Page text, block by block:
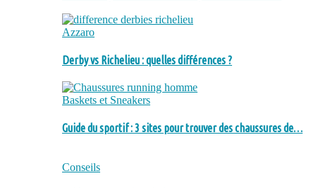
Azzaro
Derby vs Richelieu : quelles différences ?
Baskets et Sneakers
Guide du sportif : 3 sites pour trouver des chaussures de…
Conseils